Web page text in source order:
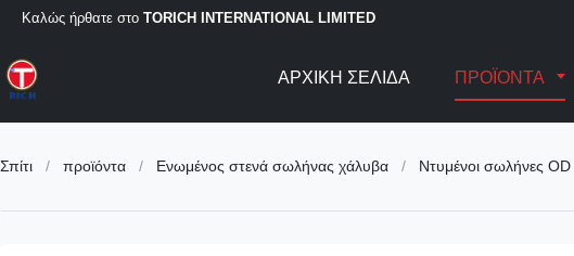
Καλώς ήρθατε στο TORICH INTERNATIONAL LIMITED
ΑΡΧΙΚΉ ΣΕΛΊΔΑ ΠΡΟΪΌΝΤΑ
Σπίτι / προϊόντα / Ενωμένος στενά σωλήνας χάλυβα / Ντυμένοι σωλήνες